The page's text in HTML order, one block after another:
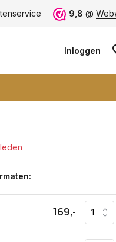
9+ Grootste
9,8 @
Inloggen
169,-